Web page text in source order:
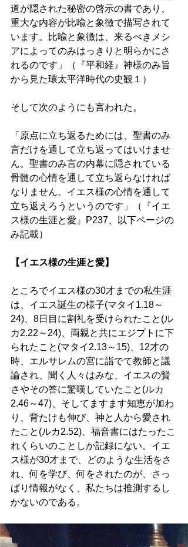
道が隠された秘密の啓示の書であり、
重大な内容が比喩と象徴で描写されて
います。比喩と象徴は、来るべきメシ
アによってのみはっきりと明らかにさ
れるのです」（『平和経』神様のみ旨
から見た環太平洋時代の史観１）
そして次のようにも言われた。
「原点に立ち返るためには、聖書のみ
言だけを通して立ち返ってはいけませ
ん。聖書のみ言の内幕に隠されている
骨髄の心情を通して立ち返らなければ
なりません。イエス様の心情を通して
立ち返えろうというのです」（『イエ
ス様の生涯と愛』P237、以下ページの
み記載）
【イエス様の生涯と愛】
ところでイエス様の30才までの私生涯
は、イエス誕生の様子(マタイ1.18～
24)、8日目に割礼を受けられたこと(ル
カ2.22～24)、両親と共にエジプトに下
られたこと(マタイ2.13～15)、12才の
時、エルサレムの宮に詣でて教師と議
論され、聞く人々はみな、イエスの賢
さやその答に驚嘆していたこと(ルカ
2.46～47)、そしてますます知恵が加わ
り、背たけも伸び、神と人から愛され
たこと(ルカ2.52)、福音書にはたったこ
れくらいのことしか記録にない。イエ
ス様が30才まで、どのような生活をさ
れ、何を学び、何をされたのが、さっ
ぱり情報がなく、私たちは推測するし
かないのである。